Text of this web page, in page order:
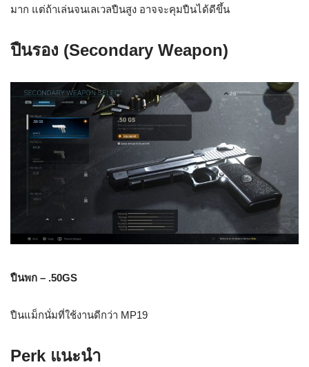
มาก แต่ถ้าเล่นจนเลเวลปืนสูง อาจจะคุมปืนได้ดีขึ้น
ปืนรอง (Secondary Weapon)
ปืนพก – .50GS
ปืนแม็กนั่มที่ใช้งานดีกว่า MP19
Perk แนะนำ